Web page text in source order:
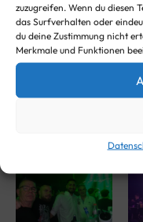
zuzugreifen. Wenn du diesen
das Surfverhalten oder
du deine Zustimmung nicht
Merkmale und Funktionen